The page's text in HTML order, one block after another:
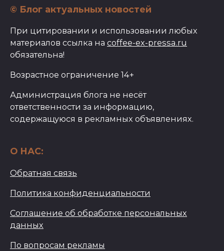
© Блог актуальных новостей
При цитировании и использовании любых
материалов ссылка на coffee-ex-pressa.ru
обязательна!
Возрастное ограничение 14+
Администрация блога не несёт
ответственности за информацию,
содержащуюся в рекламных объявлениях.
О НАС:
Обратная связь
Политика конфиденциальности
Соглашение об обработке персональных
данных
По вопросам рекламы